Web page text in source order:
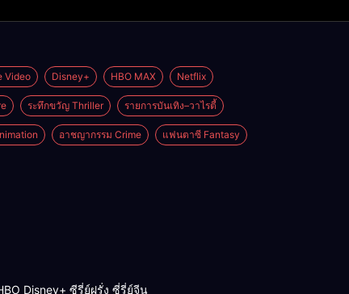
Video Disney+ HBO MAX Netflix
ระทึกขวัญ Thriller รายการบันเทิง–วาไรตี้
อาชญากรรม Crime แฟนตาซี Fantasy
Disney+ ซีรี่ย์ฝรั่ง ซี่รี่ย์จีน